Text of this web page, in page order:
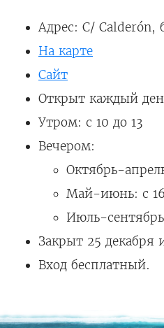
Адрес: C/ Calderón,
На карте
Сайт
Открыт каждый
Утром: с 10 до 13
Вечером:
Октябрь-
Май-июнь: с 16
Июль-
Закрыт 25 декабря
Вход бесплатный.